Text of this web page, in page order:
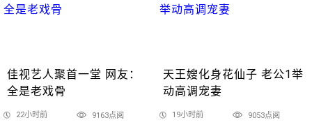
佳视艺人聚首一堂 网友：
全是老戏骨
22小时前 9163点阅
天王嫂化身花仙子 老公1举
动高调宠妻
19小时前 9053点阅